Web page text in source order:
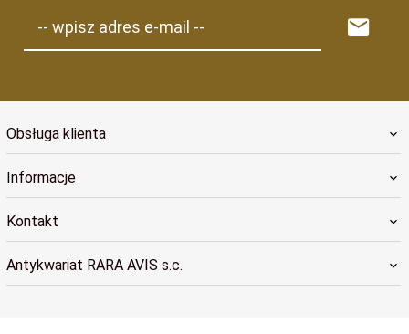
-- wpisz adres e-mail --
Obsługa klienta
Informacje
Kontakt
Antykwariat RARA AVIS s.c.